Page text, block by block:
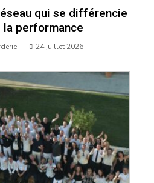
qui se différencie
la performance
24 juillet 2026